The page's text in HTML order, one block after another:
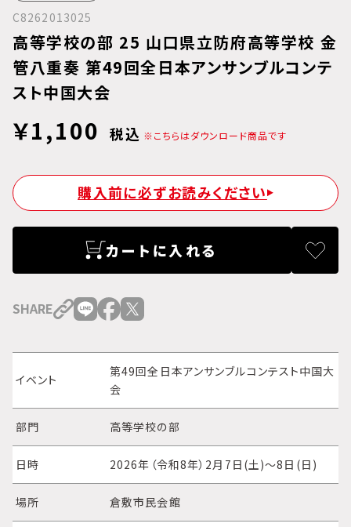
C8262013025
高等学校の部 25 山口県立防府高等学校 金
管八重奏 第49回全日本アンサンブルコンテ
スト中国大会
￥1,100 税込 ※こちらはダウンロード商品です
購入前に必ずお読みください
カートに入れる
SHARE
イベント
第49回全日本アンサンブルコンテスト中国大
会
部門 高等学校の部
日時 2026年（令和8年）2月7日(土)～8日(日)
場所 倉敷市民会館